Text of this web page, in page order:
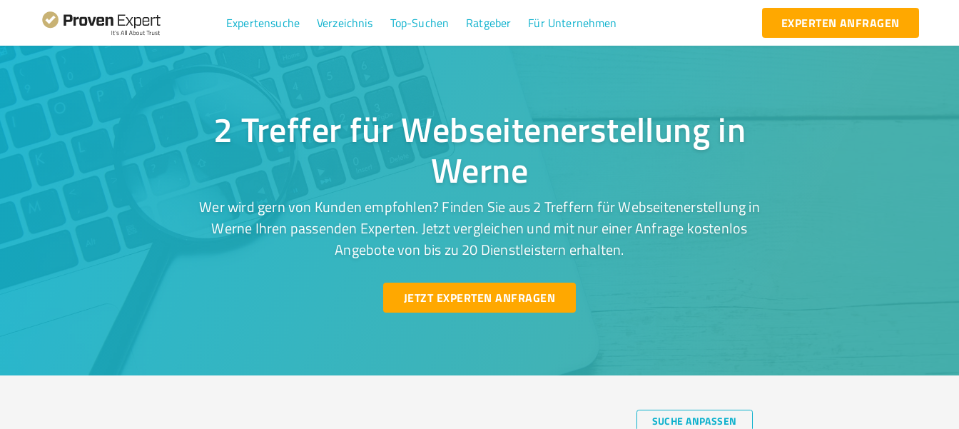
Expertensuche Verzeichnis Top-Suchen Ratgeber Für Unternehmen EXPERTEN ANFRAGEN
2 Treffer für Webseitenerstellung in
Werne
Wer wird gern von Kunden empfohlen? Finden Sie aus 2 Treffern für Webseitenerstellung in
Werne Ihren passenden Experten. Jetzt vergleichen und mit nur einer Anfrage kostenlos
Angebote von bis zu 20 Dienstleistern erhalten.
JETZT EXPERTEN ANFRAGEN
SUCHE ANPASSEN